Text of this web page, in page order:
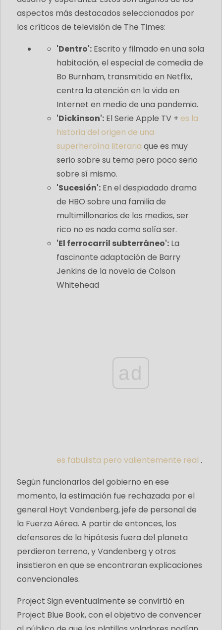
aspectos más destacados seleccionados por
los críticos de televisión de The Times:
'Dentro': Escrito y filmado en una sola
habitación, el especial de comedia de
Bo Burnham, transmitido en Netflix,
centra la atención en la vida en
Internet en medio de una pandemia.
'Dickinson': El Serie Apple TV + es la
historia del origen de una
superheroína literaria que es muy
serio sobre su tema pero poco serio
sobre sí mismo.
'Sucesión': En el despiadado drama
de HBO sobre una familia de
multimillonarios de los medios, ser
rico no es nada como solía ser.
'El ferrocarril subterráneo': La
fascinante adaptación de Barry
Jenkins de la novela de Colson
Whitehead
ad
es fabulista pero valientemente real .
Según funcionarios del gobierno en ese
momento, la estimación fue rechazada por el
general Hoyt Vandenberg, jefe de personal de
la Fuerza Aérea. A partir de entonces, los
defensores de la hipótesis fuera del planeta
perdieron terreno, y Vandenberg y otros
insistieron en que se encontraran explicaciones
convencionales.
Project Sign eventualmente se convirtió en
Project Blue Book, con el objetivo de convencer